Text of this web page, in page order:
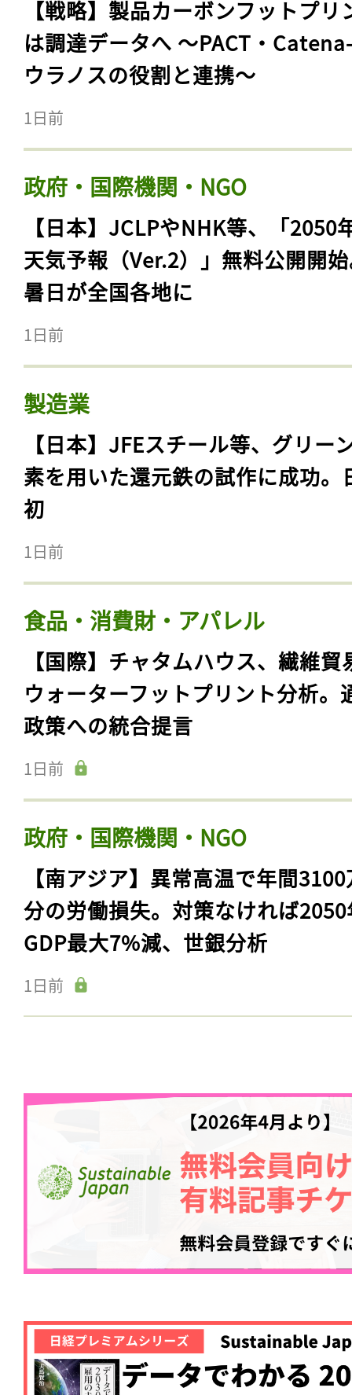
【戦略】製品カーボンフットプリ
は調達データへ 〜PACT・
ウラノスの役割と連携〜
1日前
政府・国際機関・NGO
【日本】JCLPやNHK等、「2050
天気予報（Ver.2）」無料公開開
暑日が全国各地に
1日前
製造業
【日本】JFEスチール等、グリー
素を用いた還元鉄の試作に成功。
初
1日前
食品・消費財・アパレル
【国際】チャタムハウス、繊維貿
ウォーターフットプリント分析。
政策への統合提言
1日前
政府・国際機関・NGO
【南アジア】異常高温で年間
分の労働損失。対策なければ
GDP最大7%減、世銀分析
1日前